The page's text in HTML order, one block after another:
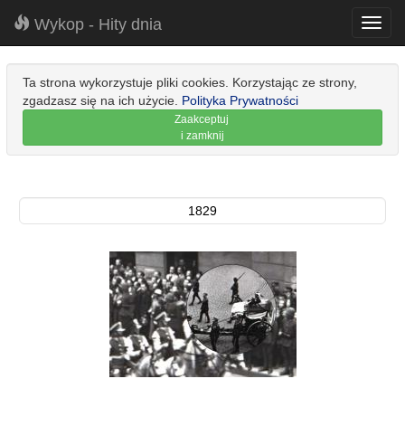
Wykop - Hity dnia
Ta strona wykorzystuje pliki cookies. Korzystając ze strony,
zgadzasz się na ich użycie. Polityka Prywatności
Zaakceptuj
i zamknij
1829